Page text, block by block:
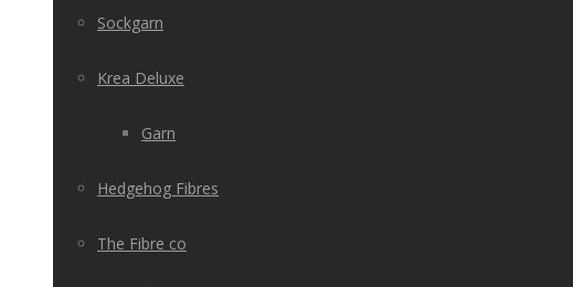
Sockgarn
Krea Deluxe
Garn
Hedgehog Fibres
The Fibre co